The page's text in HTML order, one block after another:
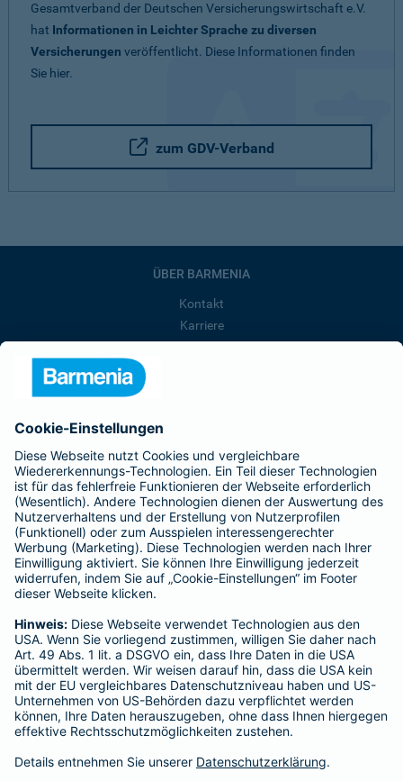
Gesamtverband der Deutschen Versicherungswirtschaft e.V.
hat Informationen in Leichter Sprache zu diversen
Versicherungen veröffentlicht. Diese Informationen finden
Sie hier.
zum GDV-Verband
ÜBER BARMENIA
Kontakt
Karriere
Barmenia ist Teil der BarmeniaGothaer
BELIEBTE SEITEN
Kranken-Zusatzversicherung
Tierversicherungen
Haftpflichtversicherung
Hausratversicherung
Adresse ändern
Schaden melden
Kilometerstandsmeldung
Serviceübersicht